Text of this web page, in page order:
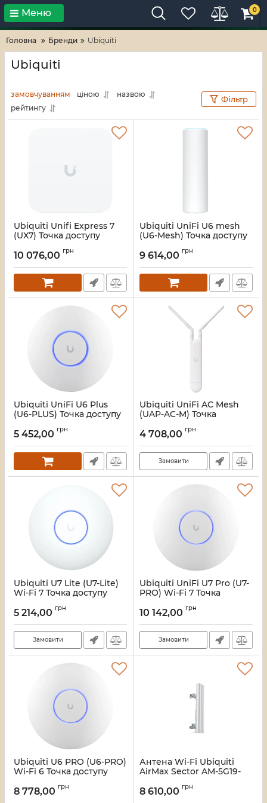
Тільки високі технології! RV-ZAFT
Меню 0
Головна Бренди Ubiquiti
Ubiquiti
замовчуванням ціною
назвою
рейтингу
Фільтр
Ubiquiti Unifi Express 7
(UX7) Точка доступу
10 076,00 грн
Ubiquiti UniFi U6 mesh
(U6-Mesh) Точка доступу
9 614,00 грн
Ubiquiti UniFi U6 Plus
(U6-PLUS) Точка доступу
5 452,00 грн
Ubiquiti UniFi AC Mesh
(UAP-AC-M) Точка
Артикул:16_118253
4 708,00 грн
Замовити
Ubiquiti U7 Lite (U7-Lite)
Wi-Fi 7 Точка доступу
5 214,00 грн
Замовити
Ubiquiti UniFi U7 Pro (U7-
PRO) Wi-Fi 7 Точка
Артикул:16_118271
10 142,00 грн
Замовити
Ubiquiti U6 PRO (U6-PRO)
Wi-Fi 6 Точка доступу
8 778,00 грн
Антена Wi-Fi Ubiquiti
AirMax Sector AM-5G19-
Артикул:21_11791/16972
8 610,00 грн